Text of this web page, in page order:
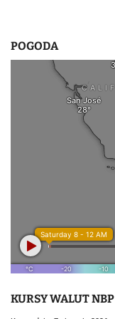
POGODA
KURSY WALUT NBP